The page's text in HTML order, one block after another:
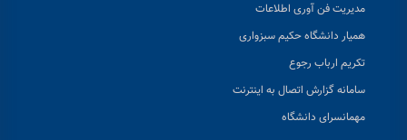
مدیریت فن آوری اطلاعات
همیار دانشگاه حکیم سبزواری
تکریم ارباب رجوع
سامانه گزارش اتصال به اینترنت
مهمانسرای دانشگاه